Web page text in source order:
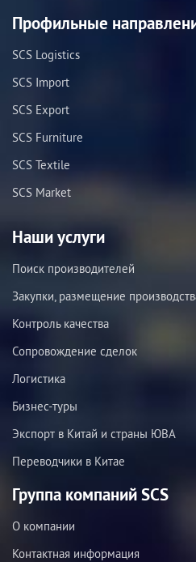
Профильные
SCS Logistics
SCS Import
SCS Export
SCS Furniture
SCS Textile
SCS Market
Наши услуги
Поиск производителей
Закупки, размещение
Контроль качества
Сопровождение сделок
Логистика
Бизнес-туры
Экспорт в Китай и страны ЮВА
Переводчики в Китае
Группа компаний SCS
О компании
Контактная информация